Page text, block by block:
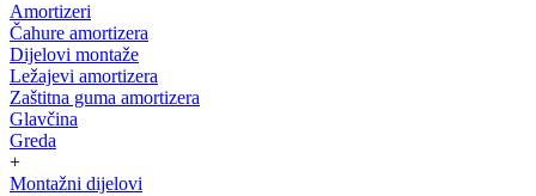
Amortizeri
Čahure amortizera
Dijelovi montaže
Ležajevi amortizera
Zaštitna guma amortizera
Glavčina
Greda
+
Montažni dijelovi